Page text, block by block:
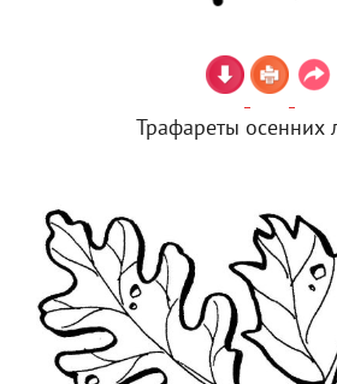
Трафареты осенних